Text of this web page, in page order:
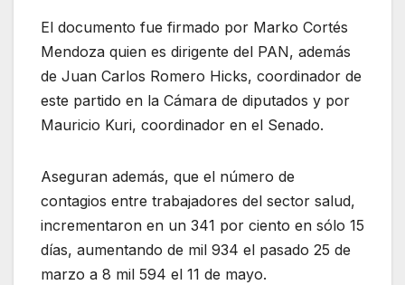
El documento fue firmado por Marko Cortés
Mendoza quien es dirigente del PAN, además
de Juan Carlos Romero Hicks, coordinador de
este partido en la Cámara de diputados y por
Mauricio Kuri, coordinador en el Senado.
Aseguran además, que el número de
contagios entre trabajadores del sector salud,
incrementaron en un 341 por ciento en sólo 15
días, aumentando de mil 934 el pasado 25 de
marzo a 8 mil 594 el 11 de mayo.